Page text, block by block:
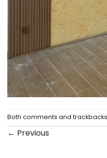
Both comments and
← Previous